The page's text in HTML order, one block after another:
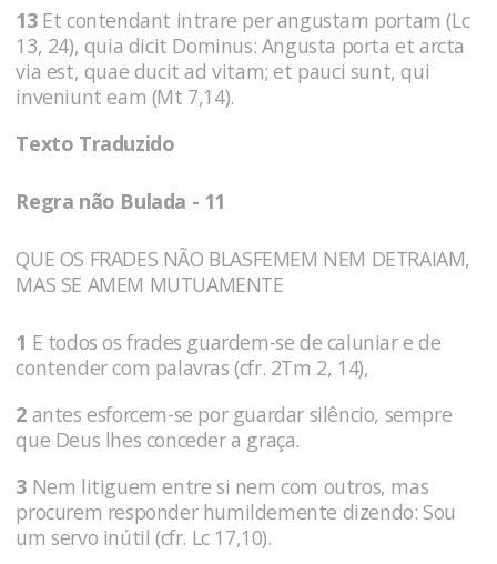
13Et contendant intrare per angustam portam (Lc
13, 24), quia dicit Dominus: Angusta porta et arcta
via est, quae ducit ad vitam; et pauci sunt, qui
inveniunt eam (Mt 7,14).
Texto Traduzido
Regra não Bulada - 11
QUE OS FRADES NÃO BLASFEMEM NEM DETRAIAM,
MAS SE AMEM MUTUAMENTE
1 E todos os frades guardem-se de caluniar e de
contender com palavras (cfr. 2Tm 2, 14),
2 antes esforcem-se por guardar silêncio, sempre
que Deus lhes conceder a graça.
3 Nem litiguem entre si nem com outros, mas
procurem responder humildemente dizendo: Sou
um servo inútil (cfr. Lc 17,10).